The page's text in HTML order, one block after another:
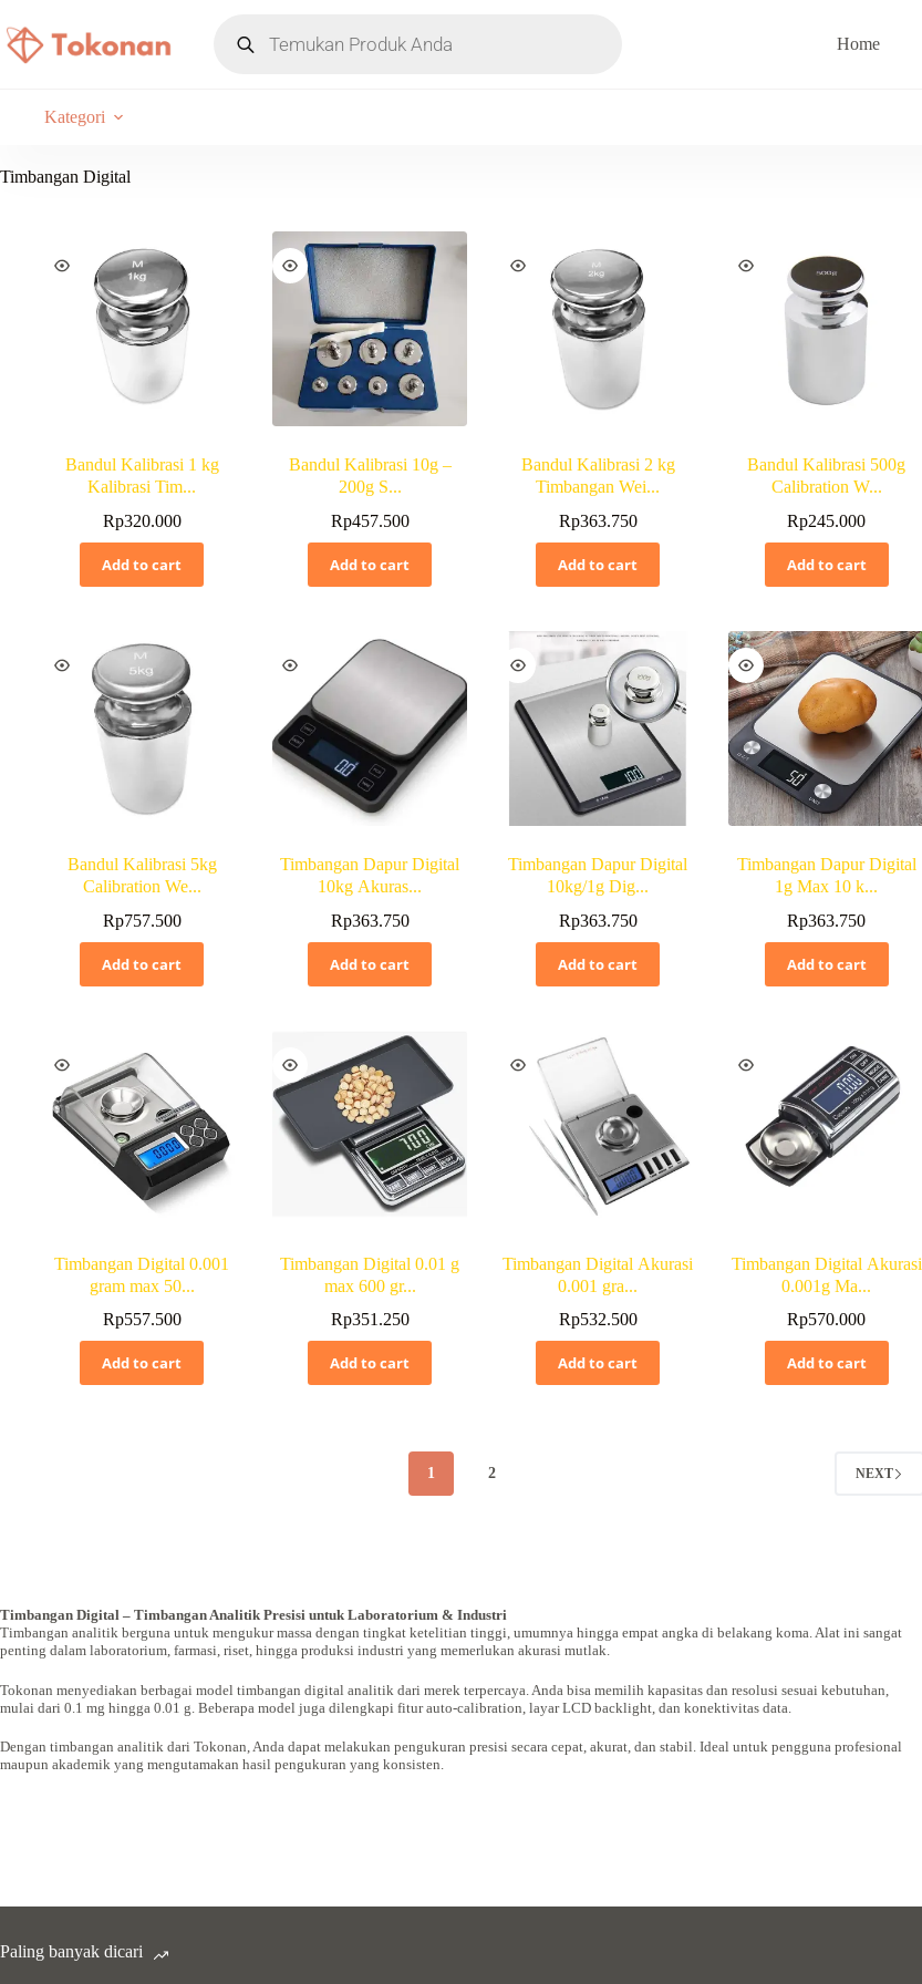
Home
Kategori
Timbangan Digital
Bandul Kalibrasi 1 kg
Kalibrasi Tim...
Rp320.000
Add to cart
Bandul Kalibrasi 10g –
200g S...
Rp457.500
Add to cart
Bandul Kalibrasi 2 kg
Timbangan Wei...
Rp363.750
Add to cart
Bandul Kalibrasi 500g
Calibration W...
Rp245.000
Add to cart
Bandul Kalibrasi 5kg
Calibration We...
Rp757.500
Add to cart
Timbangan Dapur Digital
10kg Akuras...
Rp363.750
Add to cart
Timbangan Dapur Digital
10kg/1g Dig...
Rp363.750
Add to cart
Timbangan Dapur Digital
1g Max 10 k...
Rp363.750
Add to cart
Timbangan Digital 0.001
gram max 50...
Rp557.500
Add to cart
Timbangan Digital 0.01 g
max 600 gr...
Rp351.250
Add to cart
Timbangan Digital Akurasi
0.001 gra...
Rp532.500
Add to cart
Timbangan Digital Akurasi
0.001g Ma...
Rp570.000
Add to cart
1 2 NEXT
Timbangan Digital – Timbangan Analitik Presisi untuk Laboratorium & Industri
Timbangan analitik berguna untuk mengukur massa dengan tingkat ketelitian tinggi, umumnya hingga empat angka di belakang koma. Alat ini sangat
penting dalam laboratorium, farmasi, riset, hingga produksi industri yang memerlukan akurasi mutlak.
Tokonan menyediakan berbagai model timbangan digital analitik dari merek terpercaya. Anda bisa memilih kapasitas dan resolusi sesuai kebutuhan,
mulai dari 0.1 mg hingga 0.01 g. Beberapa model juga dilengkapi fitur auto-calibration, layar LCD backlight, dan konektivitas data.
Dengan timbangan analitik dari Tokonan, Anda dapat melakukan pengukuran presisi secara cepat, akurat, dan stabil. Ideal untuk pengguna profesional
maupun akademik yang mengutamakan hasil pengukuran yang konsisten.
Paling banyak dicari